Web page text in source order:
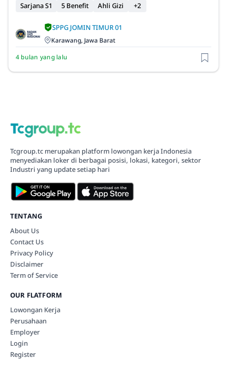
Sarjana S1
5 Benefit Ahli Gizi +2
SPPG JOMIN TIMUR 01
Karawang, Jawa Barat
4 bulan yang lalu
Tcgroup.tc merupakan platform lowongan kerja Indonesia
menyediakan loker di berbagai posisi, lokasi, kategori, sektor
Industri yang update setiap hari
TENTANG
About Us
Contact Us
Privacy Policy
Disclaimer
Term of Service
OUR FLATFORM
Lowongan Kerja
Perusahaan
Employer
Login
Register